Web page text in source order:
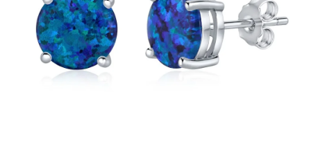
ŠPERKY
Doprava a platba Vrátenie, výmena, reklamácia
Obchodné podmienky